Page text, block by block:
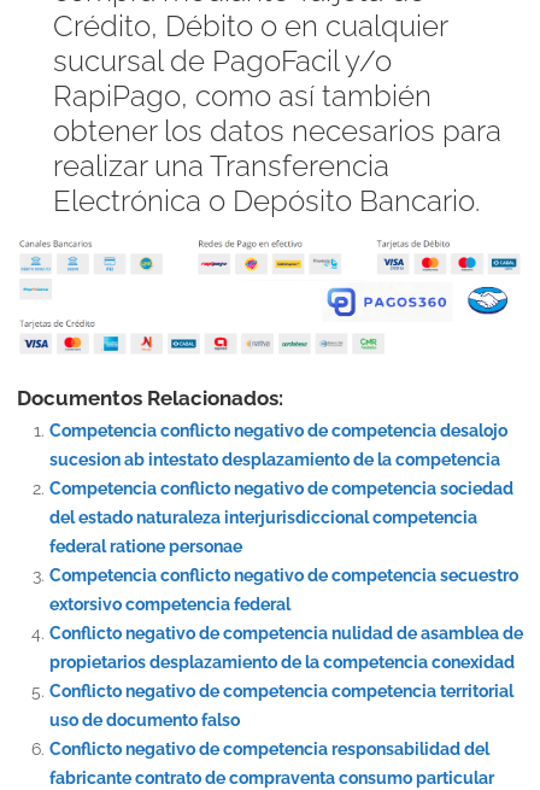
Crédito, Débito o en cualquier
sucursal de PagoFacil y/o
RapiPago, como así también
obtener los datos necesarios para
realizar una Transferencia
Electrónica o Depósito Bancario.
Documentos Relacionados:
Competencia conflicto negativo de competencia desalojo
sucesion ab intestato desplazamiento de la competencia
Competencia conflicto negativo de competencia sociedad
del estado naturaleza interjurisdiccional competencia
federal ratione personae
Competencia conflicto negativo de competencia secuestro
extorsivo competencia federal
Conflicto negativo de competencia nulidad de asamblea de
propietarios desplazamiento de la competencia conexidad
Conflicto negativo de competencia competencia territorial
uso de documento falso
Conflicto negativo de competencia responsabilidad del
fabricante contrato de compraventa consumo particular